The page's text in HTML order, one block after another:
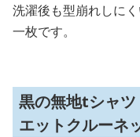
洗濯後も型崩れしに
一枚です。
黒の無地tシャ
エットクルーネ